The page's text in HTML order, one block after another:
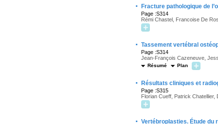
· Fracture pathologique de
Page :S314
Rémi Chastel, Francoise De
· Tassement vertébral
Page :S314
Jean-François Cazeneuve,
Résumé Plan
· Résultats cliniques et
Page :S315
Florian Cueff, Patrick
· Vertébroplasties. Étude du